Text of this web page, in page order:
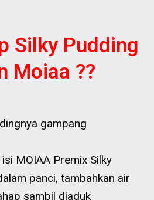
Silky Pudding
Moiaa ??
gampang
MOIAA Premix Silky
panci, tambahkan air
sambil diaduk